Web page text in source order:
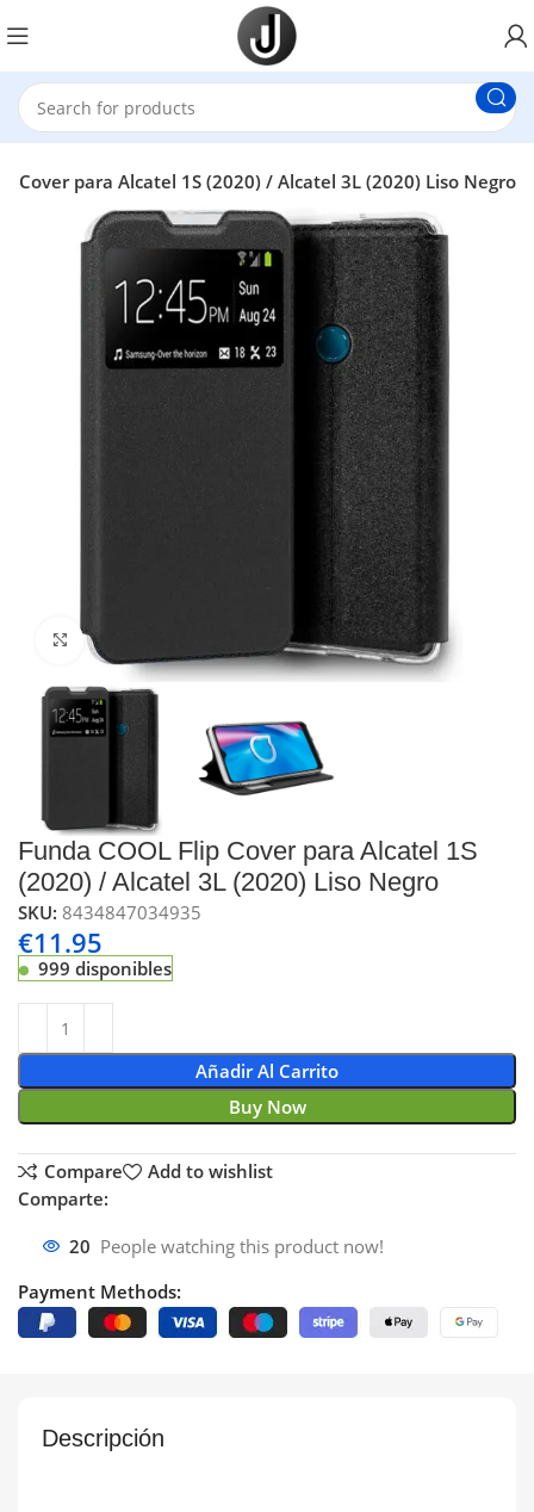
Cover para Alcatel 1S (2020) / Alcatel 3L (2020) Liso Negro
Click to enlarge
Funda COOL Flip Cover para Alcatel 1S
(2020) / Alcatel 3L (2020) Liso Negro
SKU:8434847034935
€11.95
999 disponibles
Añadir Al Carrito
Buy Now
Compare
Add to wishlist
Comparte:
20 People watching this product now!
Payment Methods:
Descripción